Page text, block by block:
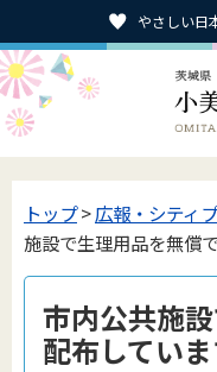
やさしい日
トップ>広報・シティ
施設で生理用品を無償
市内公共施
配布してい